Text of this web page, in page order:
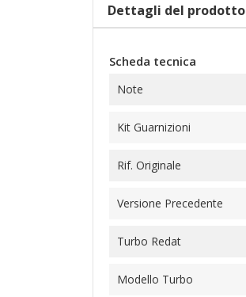
Dettagli del prodotto
Scheda tecnica
Note
Kit Guarnizioni
Rif. Originale
Versione Precedente
Turbo Redat
Modello Turbo